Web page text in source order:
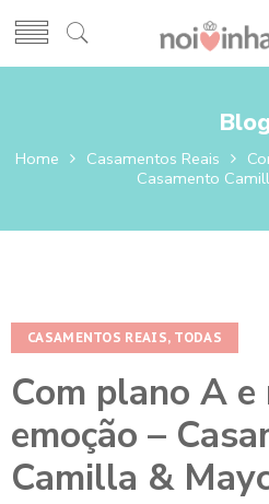
Home Casamentos Reais
Casamento
CASAMENTOS REAIS, TODAS
Com plano A
emoção –
Camilla &